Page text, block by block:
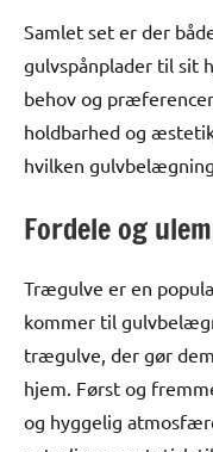
Samlet set er der
gulvspånplader til sit
behov og
holdbarhed og
hvilken
Fordele og
Trægulve er en
kommer til
trægulve, der gør
hjem. Først og
og hyggelig